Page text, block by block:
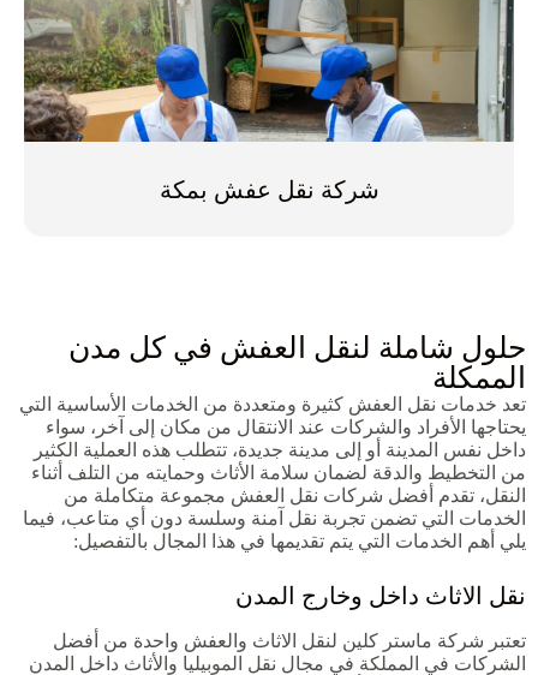
شركة نقل عفش بمكة
حلول شاملة لنقل العفش في كل مدن
الممكلة
تعد خدمات نقل العفش كثيرة ومتعددة من الخدمات الأساسية التي
يحتاجها الأفراد والشركات عند الانتقال من مكان إلى آخر، سواء
داخل نفس المدينة أو إلى مدينة جديدة، تتطلب هذه العملية الكثير
من التخطيط والدقة لضمان سلامة الأثاث وحمايته من التلف أثناء
النقل، تقدم أفضل شركات نقل العفش مجموعة متكاملة من
الخدمات التي تضمن تجربة نقل آمنة وسلسة دون أي متاعب، فيما
يلي أهم الخدمات التي يتم تقديمها في هذا المجال بالتفصيل:
نقل الاثاث داخل وخارج المدن
تعتبر شركة ماستر كلين لنقل الاثاث والعفش واحدة من أفضل
الشركات في المملكة في مجال نقل الموبيليا والأثاث داخل المدن